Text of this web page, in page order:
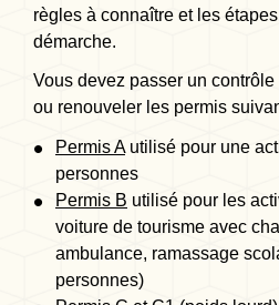
règles à connaître et les
démarche.
Vous devez passer un
ou renouveler les permis
Permis Autilisé pour une
personnes
Permis B utilisé pour les
voiture de tourisme avec
ambulance, ramassage
personnes)